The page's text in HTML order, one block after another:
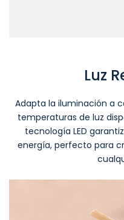
Luz
Adapta la iluminación a
temperaturas de luz
tecnología LED
energía, perfecto para